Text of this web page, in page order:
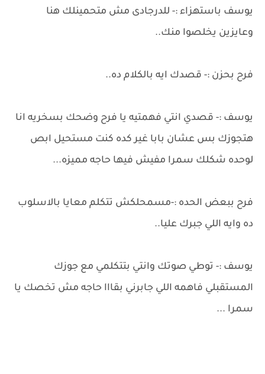
يوسف باستهزاء :- للدرجادى مش متحمينلك هنا
وعايزين يخلصوا منك..
فرح بحزن :- قصدك ايه بالكلام ده..
يوسف :- قصدي انتي فهمتيه يا فرح وضحك بسخريه انا
هتجوزك بس عشان بابا غير كده كنت مستحيل ابص
لوحده شكلك سمرا مفيش فيها حاجه مميزه...
فرح ببعض الحده :-مسمحلكش تتكلم معايا بالاسلوب
ده وايه اللي جبرك عليا..
يوسف :- توطي صوتك وانتي بتتكلمي مع جوزك
المستقبلي فاهمه اللي جابرني بقااا حاجه مش تخصك يا
سمرا ...